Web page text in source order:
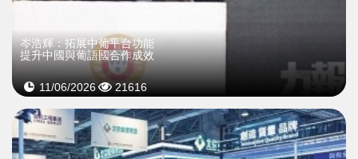
岑浩輝：拓展中葡平台功能
提升中國與葡語國合作成效
11/06/2026 21616